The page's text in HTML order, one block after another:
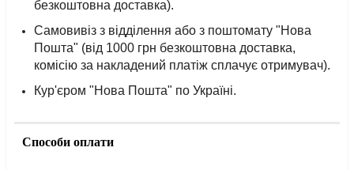
безкоштовна доставка).
Самовивіз з відділення або з поштомату "Нова
Пошта" (від 1000 грн безкоштовна доставка,
комісію за накладений платіж сплачує отримувач).
Кур'єром "Нова Пошта" по Україні.
Способи оплати